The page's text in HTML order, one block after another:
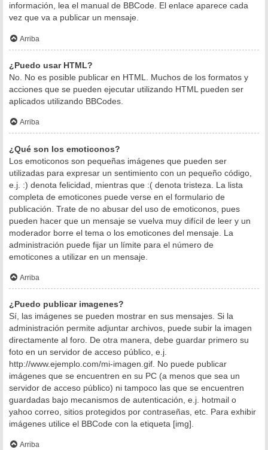
información, lea el manual de BBCode. El enlace aparece cada
vez que va a publicar un mensaje.
Arriba
¿Puedo usar HTML?
No. No es posible publicar en HTML. Muchos de los formatos y
acciones que se pueden ejecutar utilizando HTML pueden ser
aplicados utilizando BBCodes.
Arriba
¿Qué son los emoticonos?
Los emoticonos son pequeñas imágenes que pueden ser
utilizadas para expresar un sentimiento con un pequeño código,
e.j. :) denota felicidad, mientras que :( denota tristeza. La lista
completa de emoticones puede verse en el formulario de
publicación. Trate de no abusar del uso de emoticonos, pues
pueden hacer que un mensaje se vuelva muy difícil de leer y un
moderador borre el tema o los emoticones del mensaje. La
administración puede fijar un límite para el número de
emoticones a utilizar en un mensaje.
Arriba
¿Puedo publicar imagenes?
Sí, las imágenes se pueden mostrar en sus mensajes. Si la
administración permite adjuntar archivos, puede subir la imagen
directamente al foro. De otra manera, debe guardar primero su
foto en un servidor de acceso público, e.j.
http://www.ejemplo.com/mi-imagen.gif. No puede publicar
imágenes que se encuentren en su PC (a menos que sea un
servidor de acceso público) ni tampoco las que se encuentren
guardadas bajo mecanismos de autenticación, e.j. hotmail o
yahoo correo, sitios protegidos por contraseñas, etc. Para exhibir
imágenes utilice el BBCode con la etiqueta [img].
Arriba